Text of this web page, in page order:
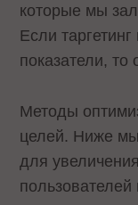
которые мы
Если
показатели, то
Методы
целей. Ниже
для
пользователей